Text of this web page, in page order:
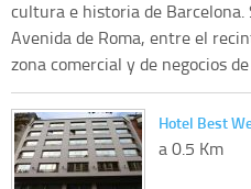
cultura e historia de Barcelona.
Avenida de Roma, entre el
zona comercial y de negocios de
Hotel Best
a 0.5 Km